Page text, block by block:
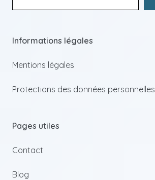
Informations légales
Mentions légales
Protections des données personnelles
Pages utiles
Contact
Blog